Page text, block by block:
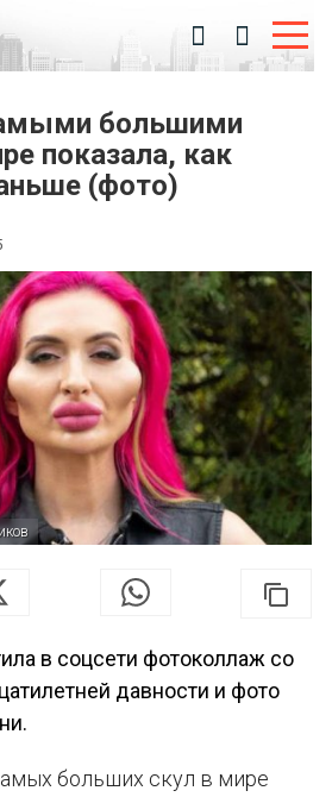
большими
показала, как
(фото)
в соцсети фотоколлаж со
давности и фото
больших скул в мире